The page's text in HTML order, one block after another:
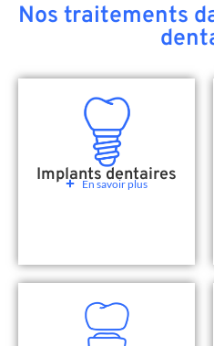
Nos traitements
Implants dentaires
En savoir plus